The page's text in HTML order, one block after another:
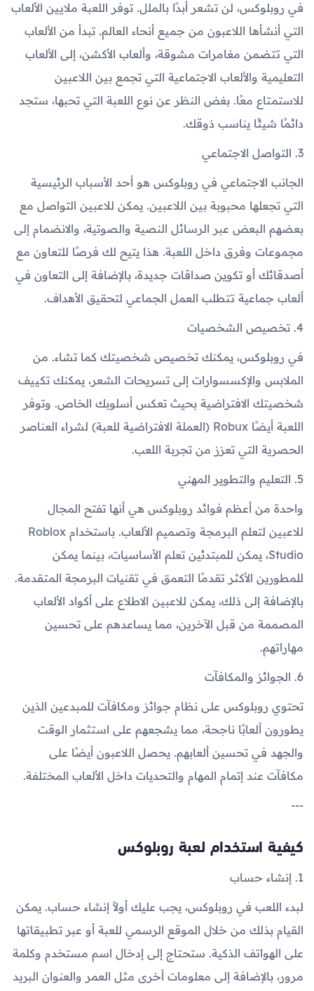
في روبلوكس، لن تشعر أبدًا بالملل. توفر اللعبة ملايين الألعاب
التي أنشأها اللاعبون من جميع أنحاء العالم. تبدأ من الألعاب
التي تتضمن مغامرات مشوقة، وألعاب الأكشن، إلى الألعاب
التعليمية والألعاب الاجتماعية التي تجمع بين اللاعبين
للاستمتاع معًا. بغض النظر عن نوع اللعبة التي تحبها، ستجد
دائمًا شيئًا يناسب ذوقك.
3. التواصل الاجتماعي
الجانب الاجتماعي في روبلوكس هو أحد الأسباب الرئيسية
التي تجعلها محبوبة بين اللاعبين. يمكن للاعبين التواصل مع
بعضهم البعض عبر الرسائل النصية والصوتية، والانضمام إلى
مجموعات وفرق داخل اللعبة. هذا يتيح لك فرصًا للتعاون مع
أصدقائك أو تكوين صداقات جديدة، بالإضافة إلى التعاون في
ألعاب جماعية تتطلب العمل الجماعي لتحقيق الأهداف.
4. تخصيص الشخصيات
في روبلوكس، يمكنك تخصيص شخصيتك كما تشاء. من
الملابس والإكسسوارات إلى تسريحات الشعر، يمكنك تكييف
شخصيتك الافتراضية بحيث تعكس أسلوبك الخاص. وتوفر
اللعبة أيضًا Robux (العملة الافتراضية للعبة) لشراء العناصر
الحصرية التي تعزز من تجربة اللعب.
5. التعليم والتطوير المهني
واحدة من أعظم فوائد روبلوكس هي أنها تفتح المجال
للاعبين لتعلم البرمجة وتصميم الألعاب. باستخدام Roblox
Studio، يمكن للمبتدئين تعلم الأساسيات، بينما يمكن
للمطورين الأكثر تقدمًا التعمق في تقنيات البرمجة المتقدمة.
بالإضافة إلى ذلك، يمكن للاعبين الاطلاع على أكواد الألعاب
المصممة من قبل الآخرين، مما يساعدهم على تحسين
مهاراتهم.
6. الجوائز والمكافآت
تحتوي روبلوكس على نظام جوائز ومكافآت للمبدعين الذين
يطورون ألعابًا ناجحة، مما يشجعهم على استثمار الوقت
والجهد في تحسين ألعابهم. يحصل اللاعبون أيضًا على
مكافآت عند إتمام المهام والتحديات داخل الألعاب المختلفة.
---
كيفية استخدام لعبة روبلوكس
1. إنشاء حساب
لبدء اللعب في روبلوكس، يجب عليك أولاً إنشاء حساب. يمكن
القيام بذلك من خلال الموقع الرسمي للعبة أو عبر تطبيقاتها
على الهواتف الذكية. ستحتاج إلى إدخال اسم مستخدم وكلمة
مرور، بالإضافة إلى معلومات أخرى مثل العمر والعنوان البريد